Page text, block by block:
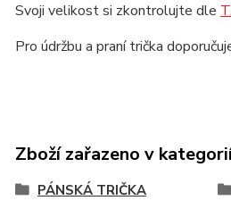
Svoji velikost si zkontrolujte dle
Pro údržbu a praní trička
Zboží zařazeno v
PÁNSKÁ TRIČKA